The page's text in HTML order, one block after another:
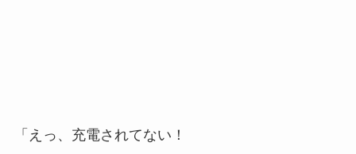
「えっ、充電されてない！